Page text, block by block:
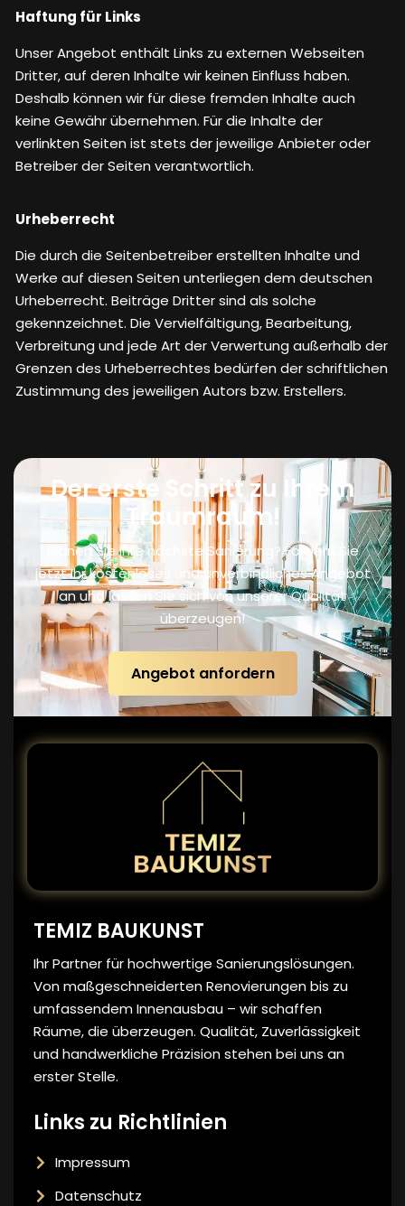
Haftung für Links
Unser Angebot enthält Links zu externen Webseiten
Dritter, auf deren Inhalte wir keinen Einfluss haben.
Deshalb können wir für diese fremden Inhalte auch
keine Gewähr übernehmen. Für die Inhalte der
verlinkten Seiten ist stets der jeweilige Anbieter oder
Betreiber der Seiten verantwortlich.
Urheberrecht
Die durch die Seitenbetreiber erstellten Inhalte und
Werke auf diesen Seiten unterliegen dem deutschen
Urheberrecht. Beiträge Dritter sind als solche
gekennzeichnet. Die Vervielfältigung, Bearbeitung,
Verbreitung und jede Art der Verwertung außerhalb der
Grenzen des Urheberrechtes bedürfen der schriftlichen
Zustimmung des jeweiligen Autors bzw. Erstellers.
Der erste Schritt zu Ihrem
Traumraum!
Planen Sie Ihre nächste Sanierung? Fordern Sie
jetzt Ihr kostenloses und unverbindliches Angebot
an und lassen Sie sich von unserer Qualität
überzeugen!
Angebot anfordern
TEMIZ BAUKUNST
Ihr Partner für hochwertige Sanierungslösungen.
Von maßgeschneiderten Renovierungen bis zu
umfassendem Innenausbau – wir schaffen
Räume, die überzeugen. Qualität, Zuverlässigkeit
und handwerkliche Präzision stehen bei uns an
erster Stelle.
Links zu Richtlinien
Impressum
Datenschutz